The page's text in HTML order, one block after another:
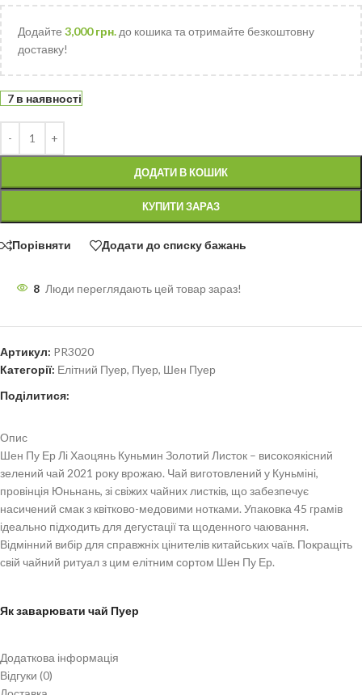
Додайте 3,000грн. до кошика та отримайте безкоштовну
доставку!
7 в наявності
ДОДАТИ В КОШИК
КУПИТИ ЗАРАЗ
Порівняти Додати до списку бажань
8 Люди переглядають цей товар зараз!
Артикул: PR3020
Категорії: Елітний Пуер, Пуер, Шен Пуер
Поділитися:
Опис
Шен Пу Ер Лі Хаоцянь Куньмин Золотий Листок – високоякісний
зелений чай 2021 року врожаю. Чай виготовлений у Куньміні,
провінція Юньнань, зі свіжих чайних листків, що забезпечує
насичений смак з квітково-медовими нотками. Упаковка 45 грамів
ідеально підходить для дегустації та щоденного чаювання.
Відмінний вибір для справжніх цінителів китайських чаїв. Покращіть
свій чайний ритуал з цим елітним сортом Шен Пу Ер.
Як заварювати чай Пуер
Метод настоювання
Додаткова інформація
Відгуки (0)